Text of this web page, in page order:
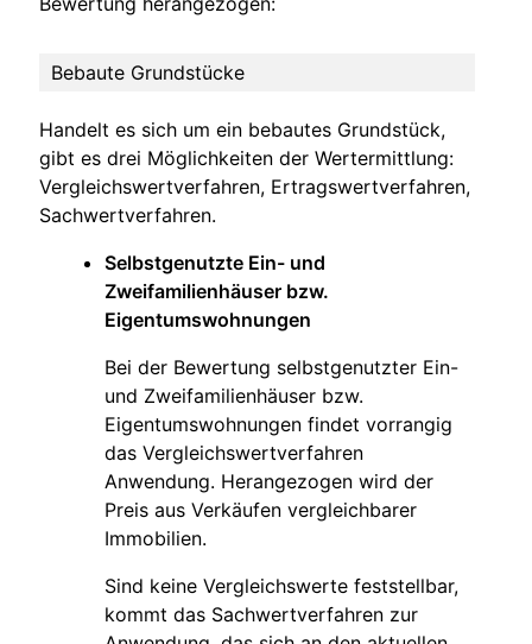
Bebaute Grundstücke
Handelt es sich um ein bebautes Grundstück,
gibt es drei Möglichkeiten der Wertermittlung:
Vergleichswertverfahren, Ertragswertverfahren,
Sachwertverfahren.
Selbstgenutzte Ein- und
Zweifamilienhäuser bzw.
Eigentumswohnungen
Bei der Bewertung selbstgenutzter Ein-
und Zweifamilienhäuser bzw.
Eigentumswohnungen findet vorrangig
das Vergleichswertverfahren
Anwendung. Herangezogen wird der
Preis aus Verkäufen vergleichbarer
Immobilien.
Sind keine Vergleichswerte feststellbar,
kommt das Sachwertverfahren zur